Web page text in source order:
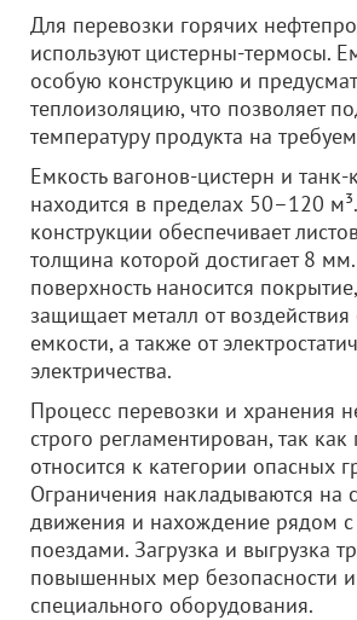
Для перевозки горячих
используют цистерны-термосы.
особую конструкцию и
теплоизоляцию, что позволяет
температуру продукта на
Емкость вагонов-цистерн и
находится в пределах 50–120
конструкции обеспечивает
толщина которой достигает 8
поверхность наносится
защищает металл от
емкости, а также от
электричества.
Процесс перевозки и хранения
строго регламентирован, так
относится к категории опасных
Ограничения накладываются на
движения и нахождение рядом с
поездами. Загрузка и выгрузка
повышенных мер безопасности
специального оборудования.